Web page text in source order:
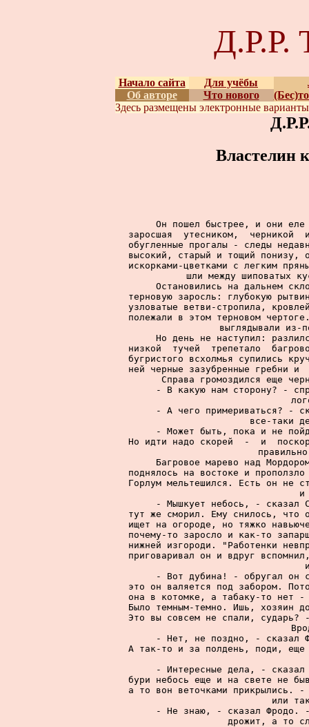
Начало сайта Для учёбы
Об авторе
Что нового
Здесь размещены электронные
Властелин
Он пошел быстрее, и они
заросшая  утесником,
обугленные прогалы - следы
высокий, старый и тощий
искорками-цветками с легким
шли между шиповатых
Остановились на дальнем
терновую заросль: глубокую
узловатые ветви-стропила,
полежали в этом терновом
выглядывали из-
Но день не наступил:
низкой  тучей  трепетало
бугристого всхолмья супились
ней черные зазубренные гребни
Справа громоздился еще
- В какую нам сторону? -
- А чего примериваться? -
все-таки
- Может быть, пока и не
Но идти надо скорей  -  и
Багровое марево над
поднялось на востоке и
Горлум мельтешился. Есть он не
и
- Мышкует небось, - сказал
тут же сморил. Ему снилось, что
ищет на огороде, но тяжко
почему-то заросло и как-то
нижней изгороди. "Работенки
приговаривал он и вдруг
- Вот дубина! - обругал он
это он валяется под забором.
она в котомке, а табаку-то нет
Было темным-темно. Ишь, хозяин
Это вы совсем не спали,
- Нет, не поздно, - сказал
А так-то и за полдень, поди, еще
- Интересные дела, -
бури небось еще и на свете не
а то вон веточками прикрылись.
или
- Не знаю, - сказал Фродо.
дрожит, а то